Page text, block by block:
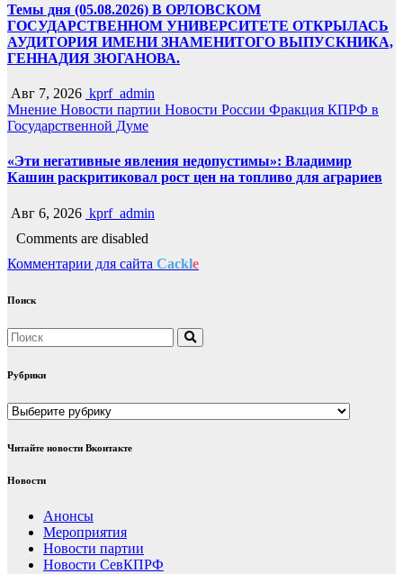
Темы дня (05.08.2026) В ОРЛОВСКОМ
ГОСУДАРСТВЕННОМ УНИВЕРСИТЕТЕ ОТКРЫЛАСЬ
АУДИТОРИЯ ИМЕНИ ЗНАМЕНИТОГО ВЫПУСКНИКА,
ГЕННАДИЯ ЗЮГАНОВА.
Авг 7, 2026 kprf_admin
Мнение Новости партии Новости России Фракция КПРФ в
Государственной Думе
«Эти негативные явления недопустимы»: Владимир
Кашин раскритиковал рост цен на топливо для аграриев
Авг 6, 2026 kprf_admin
Comments are disabled
Комментарии для сайта Cackle
Поиск
Рубрики
Рубрики
Читайте новости Вконтакте
Новости
Анонсы
Мероприятия
Новости партии
Новости СевКПРФ